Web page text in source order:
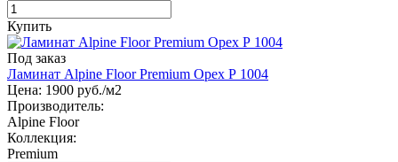
Купить
Под заказ
Ламинат Alpine Floor Premium Орех Р 1004
Цена: 1900 руб./м2
Производитель:
Alpine Floor
Коллекция:
Premium